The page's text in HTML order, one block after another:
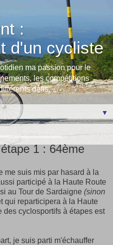
:
d'un cycliste
ma passion pour le
les compétitions
défis, ...
▼
1 : 64ème
me suis mis par hasard à la
participé à la Haute Route
au Tour de Sardaigne (sinon
qui reparticipera à la Haute
des cyclosportifs à étapes est
je suis parti m'échauffer